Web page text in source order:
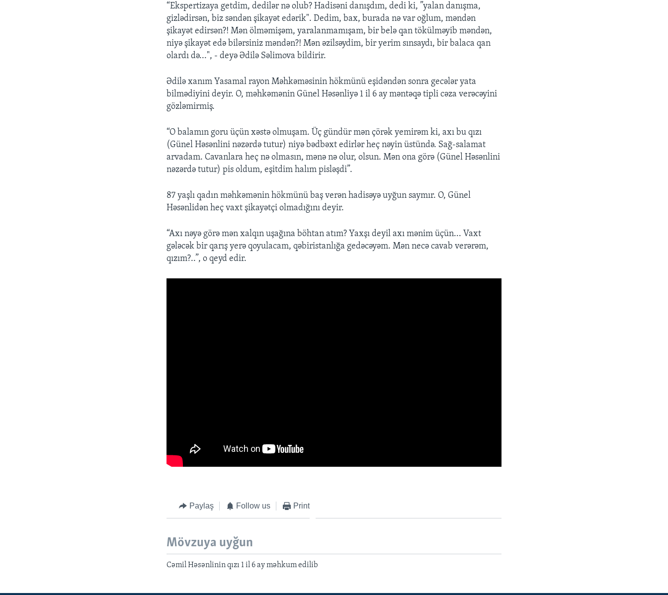
“Ekspertizaya getdim, dedilər nə olub? Hadisəni danışdım, dedi ki, ”yalan danışma,
gizlədirsən, biz səndən şikayət edərik". Dedim, bax, burada nə var oğlum, məndən
şikayət edirsən?! Mən ölməmişəm, yaralanmamışam, bir belə qan tökülməyib məndən,
niyə şikayət edə bilərsiniz məndən?! Mən əzilsəydim, bir yerim sınsaydı, bir balaca qan
olardı də...", - deyə Ədilə Səlimova bildirir.
Ədilə xanım Yasamal rayon Məhkəməsinin hökmünü eşidəndən sonra gecələr yata
bilmədiyini deyir. O, məhkəmənin Günel Həsənliyə 1 il 6 ay məntəqə tipli cəza verəcəyini
gözləmirmiş.
“O balamın goru üçün xəstə olmuşam. Üç gündür mən çörək yemirəm ki, axı bu qızı
(Günel Həsənlini nəzərdə tutur) niyə bədbəxt edirlər heç nəyin üstündə. Sağ-salamat
arvadam. Cavanlara heç nə olmasın, mənə nə olur, olsun. Mən ona görə (Günel Həsənlini
nəzərdə tutur) pis oldum, eşitdim halım pisləşdi”.
87 yaşlı qadın məhkəmənin hökmünü baş verən hadisəyə uyğun saymır. O, Günel
Həsənlidən heç vaxt şikayətçi olmadığını deyir.
“Axı nəyə görə mən xalqın uşağına böhtan atım? Yaxşı deyil axı mənim üçün... Vaxt
gələcək bir qarış yerə qoyulacam, qəbiristanlığa gedəcəyəm. Mən necə cavab verərəm,
qızım?..”, o qeyd edir.
Paylaş Follow us Print
Mövzuya uyğun
Cəmil Həsənlinin qızı 1 il 6 ay məhkum edilib